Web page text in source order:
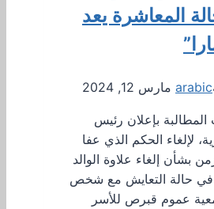
المعاشرة يعد
arabic مارس 12, 2024
المطالبة بإعلان رئيس
لإلغاء الحكم الذي عفا
بشأن إلغاء علاوة الوالد
في حالة التعايش مع شخص
عموم قبرص للأسر